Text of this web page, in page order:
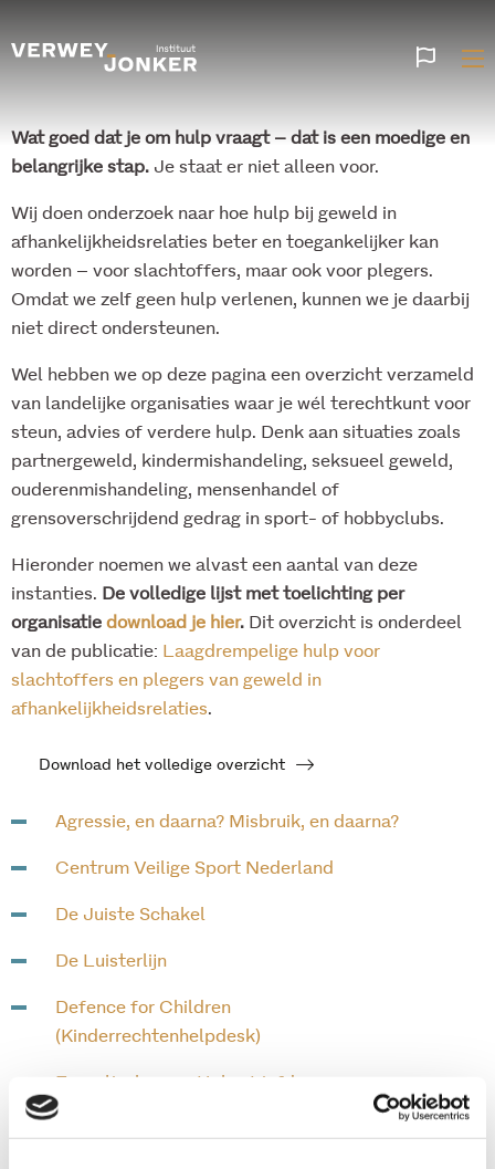
Wat goed dat je om hulp vraagt – dat is een moedige en
belangrijke stap. Je staat er niet alleen voor.
Wij doen onderzoek naar hoe hulp bij geweld in
afhankelijkheidsrelaties beter en toegankelijker kan
worden – voor slachtoffers, maar ook voor plegers.
Omdat we zelf geen hulp verlenen, kunnen we je daarbij
niet direct ondersteunen.
Wel hebben we op deze pagina een overzicht verzameld
van landelijke organisaties waar je wél terechtkunt voor
steun, advies of verdere hulp. Denk aan situaties zoals
partnergeweld, kindermishandeling, seksueel geweld,
ouderenmishandeling, mensenhandel of
grensoverschrijdend gedrag in sport- of hobbyclubs.
Hieronder noemen we alvast een aantal van deze
instanties. De volledige lijst met toelichting per
organisatie download je hier. Dit overzicht is onderdeel
van de publicatie:
Laagdrempelige hulp voor
slachtoffers en plegers van geweld in
afhankelijkheidsrelaties.
Download het volledige overzicht
Agressie, en daarna? Misbruik, en daarna?
Centrum Veilige Sport Nederland
De Juiste Schakel
De Luisterlijn
Defence for Children
(Kinderrechtenhelpdesk)
Expertisebureau Helse Liefde